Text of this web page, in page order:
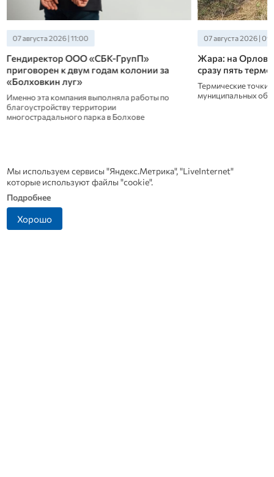
07 августа 2026 | 11:00
Гендиректор ООО «СБК-ГрупП»
приговорен к двум годам колонии за
«Болховкин луг»
Именно эта компания выполняла работы по
благоустройству территории
многострадального парка в Болхове
07 августа 2026 |
Жара: на
сразу пять
Термические точки
муниципальных
Мы используем сервисы "Яндекс.Метрика", "LiveInternet"
которые используют файлы "cookie".
Подробнее
Хорошо